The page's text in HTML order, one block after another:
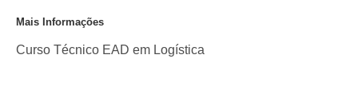
Mais Informações
Curso Técnico EAD em Logística